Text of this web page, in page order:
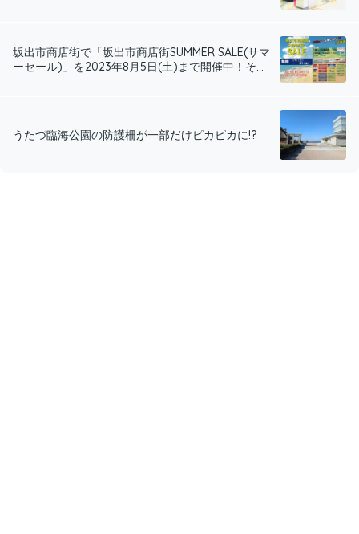
坂出市商店街で「坂出市商店街SUMMER SALE(サマ
ーセール)」を2023年8月5日(土)まで開催中！そ...
うたづ臨海公園の防護柵が一部だけピカピカに!?